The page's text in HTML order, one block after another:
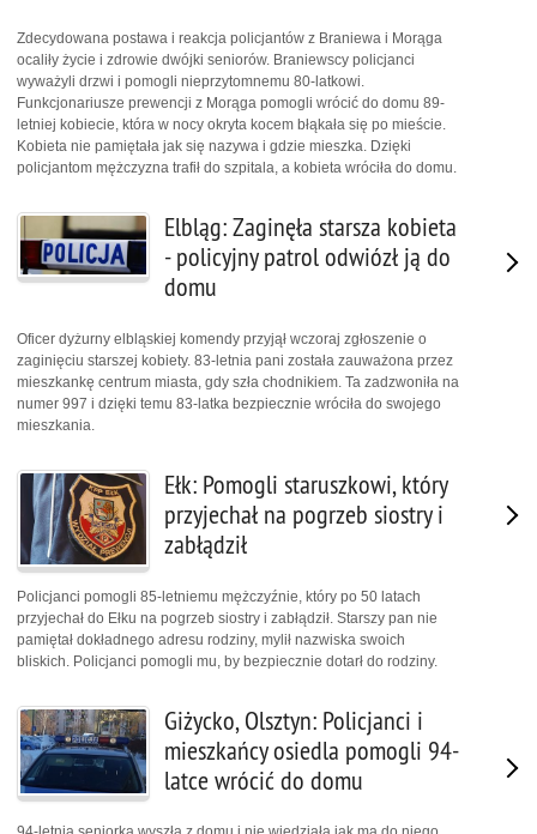
Zdecydowana postawa i reakcja policjantów z Braniewa i Morąga
ocaliły życie i zdrowie dwójki seniorów. Braniewscy policjanci
wyważyli drzwi i pomogli nieprzytomnemu 80-latkowi.
Funkcjonariusze prewencji z Morąga pomogli wrócić do domu 89-
letniej kobiecie, która w nocy okryta kocem błąkała się po mieście.
Kobieta nie pamiętała jak się nazywa i gdzie mieszka. Dzięki
policjantom mężczyzna trafił do szpitala, a kobieta wróciła do domu.
Elbląg: Zaginęła starsza kobieta
- policyjny patrol odwiózł ją do
domu
Oficer dyżurny elbląskiej komendy przyjął wczoraj zgłoszenie o
zaginięciu starszej kobiety. 83-letnia pani została zauważona przez
mieszkankę centrum miasta, gdy szła chodnikiem. Ta zadzwoniła na
numer 997 i dzięki temu 83-latka bezpiecznie wróciła do swojego
mieszkania.
Ełk: Pomogli staruszkowi, który
przyjechał na pogrzeb siostry i
zabłądził
Policjanci pomogli 85-letniemu mężczyźnie, który po 50 latach
przyjechał do Ełku na pogrzeb siostry i zabłądził. Starszy pan nie
pamiętał dokładnego adresu rodziny, mylił nazwiska swoich
bliskich. Policjanci pomogli mu, by bezpiecznie dotarł do rodziny.
Giżycko, Olsztyn: Policjanci i
mieszkańcy osiedla pomogli 94-
latce wrócić do domu